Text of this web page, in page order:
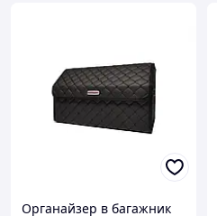
Органайзер в багажник